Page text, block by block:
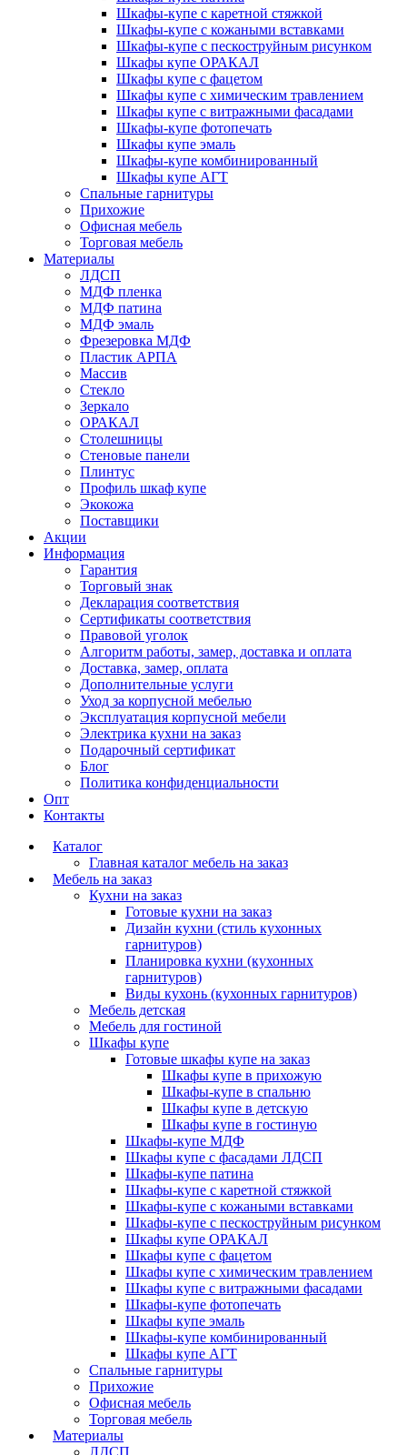
Шкафы-купе с каретной стяжкой
Шкафы-купе с кожаными вставками
Шкафы-купе с пескоструйным рисунком
Шкафы купе ОРАКАЛ
Шкафы купе с фацетом
Шкафы купе с химическим травлением
Шкафы купе с витражными фасадами
Шкафы-купе фотопечать
Шкафы купе эмаль
Шкафы-купе комбинированный
Шкафы купе АГТ
Спальные гарнитуры
Прихожие
Офисная мебель
Торговая мебель
Материалы
ЛДСП
МДФ пленка
МДФ патина
МДФ эмаль
Фрезеровка МДФ
Пластик АРПА
Массив
Стекло
Зеркало
ОРАКАЛ
Столешницы
Стеновые панели
Плинтус
Профиль шкаф купе
Экокожа
Поставщики
Акции
Информация
Гарантия
Торговый знак
Декларация соответствия
Сертификаты соответствия
Правовой уголок
Алгоритм работы, замер, доставка и оплата
Доставка, замер, оплата
Дополнительные услуги
Уход за корпусной мебелью
Эксплуатация корпусной мебели
Электрика кухни на заказ
Подарочный сертификат
Блог
Политика конфиденциальности
Опт
Контакты
Каталог
Главная каталог мебель на заказ
Мебель на заказ
Кухни на заказ
Готовые кухни на заказ
Дизайн кухни (стиль кухонных
гарнитуров)
Планировка кухни (кухонных
гарнитуров)
Виды кухонь (кухонных гарнитуров)
Мебель детская
Мебель для гостиной
Шкафы купе
Готовые шкафы купе на заказ
Шкафы купе в прихожую
Шкафы-купе в спальню
Шкафы купе в детскую
Шкафы купе в гостиную
Шкафы-купе МДФ
Шкафы купе с фасадами ЛДСП
Шкафы-купе патина
Шкафы-купе с каретной стяжкой
Шкафы-купе с кожаными вставками
Шкафы-купе с пескоструйным рисунком
Шкафы купе ОРАКАЛ
Шкафы купе с фацетом
Шкафы купе с химическим травлением
Шкафы купе с витражными фасадами
Шкафы-купе фотопечать
Шкафы купе эмаль
Шкафы-купе комбинированный
Шкафы купе АГТ
Спальные гарнитуры
Прихожие
Офисная мебель
Торговая мебель
Материалы